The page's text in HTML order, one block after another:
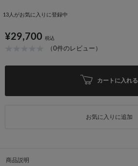
13 人がお気に入りに登録中
¥29,700 税込
（0件のレビュー）
カートに入れる
お気に入りに追加
商品説明